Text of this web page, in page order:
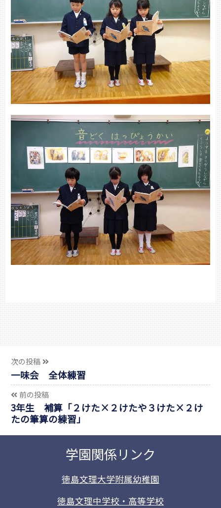
次の投稿
一味会 全体練習
前の投稿
3年生 補算「２けた×２けたや３けた×２け
たの筆算の練習」
学園関係リンク
徳島文理大学附属幼稚園
徳島文理中学校・高等学校